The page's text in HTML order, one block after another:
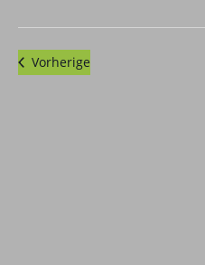
ä
h
l
VorherigeVeranstaltungen